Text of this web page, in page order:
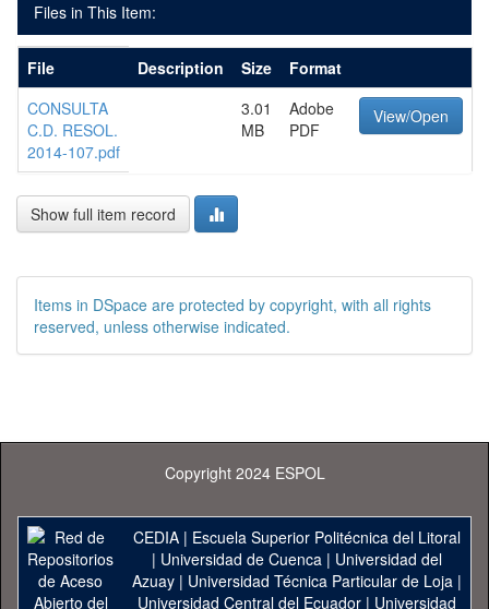
Files in This Item:
File Description Size
Format
CONSULTA
C.D. RESOL.
2014-107.pdf
3.01
MB
Adobe
PDF
View/Open
Show full item record
Items in DSpace are protected by copyright, with all rights
reserved, unless otherwise indicated.
Copyright 2024 ESPOL
CEDIA| Escuela Superior Politécnica del Litoral
| Universidad de Cuenca| Universidad del
Azuay| Universidad Técnica Particular de Loja|
Universidad Central del Ecuador| Universidad